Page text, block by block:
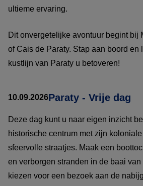
ultieme ervaring.
Dit onvergetelijke avontuur begint bij
of Cais de Paraty. Stap aan boord en
kustlijn van Paraty u betoveren!
10.09.2026Paraty - Vrije dag
Deze dag kunt u naar eigen inzicht
historische centrum met zijn
sfeervolle straatjes. Maak een
en verborgen stranden in de baai
kiezen voor een bezoek aan de